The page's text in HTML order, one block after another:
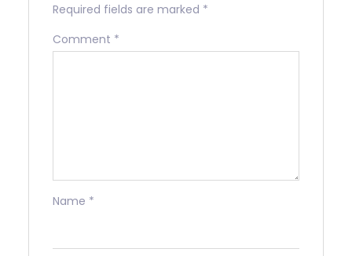
Required fields are marked *
Comment *
Name *